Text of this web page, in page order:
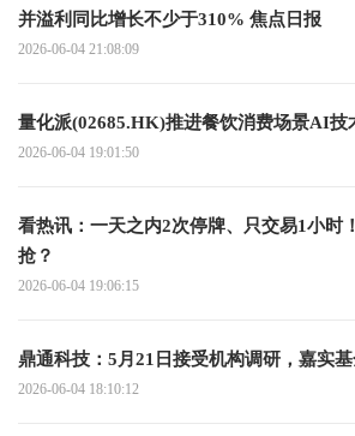
并溢利同比增长不少于310% 焦点日报
2026-06-04 21:08:09
量化派(02685.HK)推进餐饮消费场景AI技
2026-06-04 19:01:50
看热讯：一天之内2次停牌、只交易1小时
抢？
2026-06-04 19:06:15
鼎通科技：5月21日接受机构调研，嘉实
2026-06-04 18:10:12